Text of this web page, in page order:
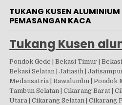
TUKANG KUSEN
PEMASANGAN KACA
Tukang Kusen
Pondok Gede | Bekasi Timur |
Bekasi Selatan | Jatiasih |
Medansatria | Rawalumbu | Pondok
Tambun Selatan | Cikarang Barat |
Utara | Cikarang Selatan | Cikarang